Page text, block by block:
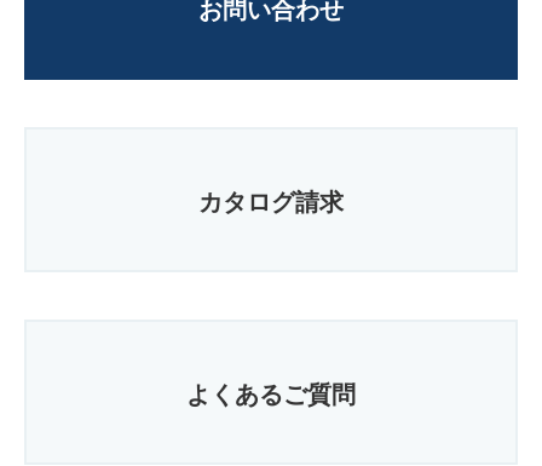
お問い合わせ
カタログ請求
よくあるご質問